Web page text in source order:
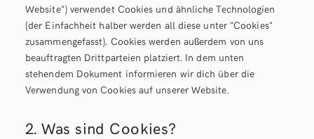
Website") verwendet Cookies und ähnliche Technologien
(der Einfachheit halber werden all diese unter "Cookies"
zusammengefasst). Cookies werden außerdem von uns
beauftragten Drittparteien platziert. In dem unten
stehendem Dokument informieren wir dich über die
Verwendung von Cookies auf unserer Website.
2. Was sind Cookies?